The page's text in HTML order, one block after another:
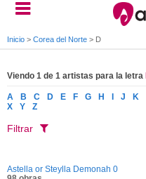
Inicio > Corea del Norte > D
Viendo 1 de 1 artistas para la letra
A B C D E F G H J K
X
Y Z
Filtrar
Astella or Steylla Demonah 0